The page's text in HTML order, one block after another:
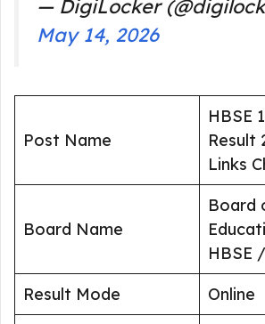
— DigiLocker
May 14, 2026
Post Name
HBSE
Result
Links
Board Name
Board
HBSE
Result Mode
Online